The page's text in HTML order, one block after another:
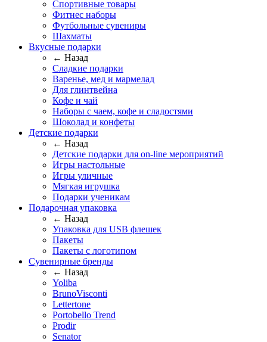
Спортивные товары
Фитнес наборы
Футбольные сувениры
Шахматы
Вкусные подарки
← Назад
Сладкие подарки
Варенье, мед и мармелад
Для глинтвейна
Кофе и чай
Наборы с чаем, кофе и сладостями
Шоколад и конфеты
Детские подарки
← Назад
Детские подарки для on-line мероприятий
Игры настольные
Игры уличные
Мягкая игрушка
Подарки ученикам
Подарочная упаковка
← Назад
Упаковка для USB флешек
Пакеты
Пакеты с логотипом
Сувенирные бренды
← Назад
Yoliba
BrunoVisconti
Lettertone
Portobello Trend
Prodir
Senator